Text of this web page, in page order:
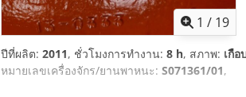
1 / 19
ปีที่ผลิต: 2011, ชั่วโมงการทำงาน: 8 h, สภาพ: เกื
หมายเลขเครื่องจักร/ยานพาหนะ: S071361/01,